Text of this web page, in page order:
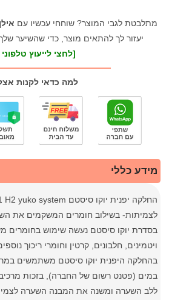
מתלבטת לגבי המוצר? שוחחי עכשיו עם אילן
יעזור לך להתאים מוצר, כדי שהשיער
[לחצי לייעוץ
למה כדאי לקנות
מידע כללי
לצמיתות- בשילוב חומרים המשקמים את
בסדרת יוקו סיסטם נעשה שימוש בחומרים
ויטמינים, חלבונים, קרטין וחומרי ריכוך
בהחלקה היפנית יוקו סיסטם משתמשים
במים (פטנט רשום של החברה), בזכות
ללב השערה ומשנה את המבנה השערה